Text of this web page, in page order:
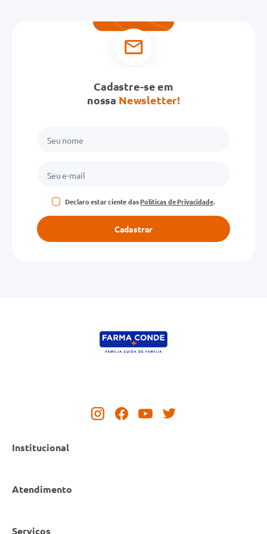
Cadastre-se em
nossa Newsletter!
Declaro estar ciente dasPolíticas de Privacidade.
Cadastrar
Institucional
Atendimento
Serviços